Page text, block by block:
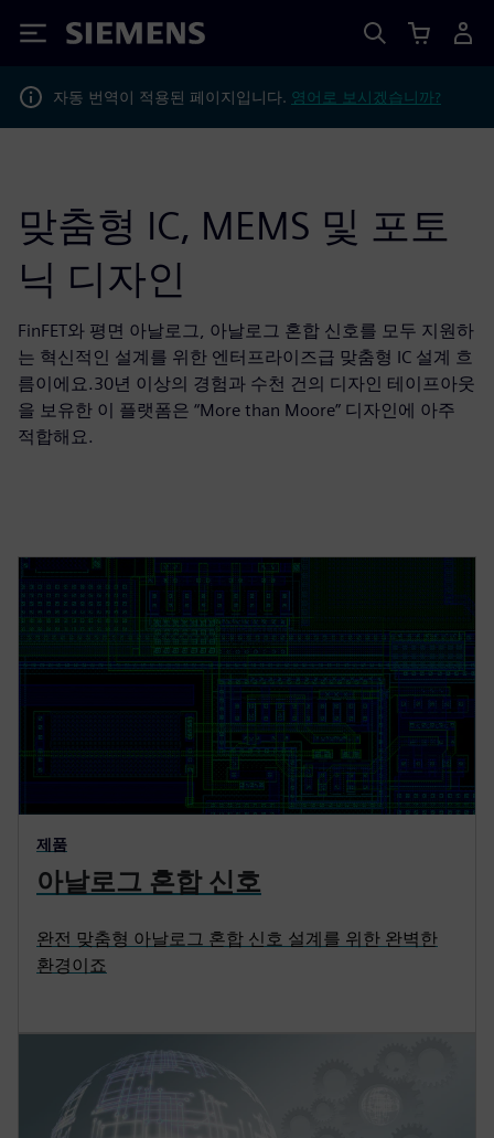
Siemens
자동 번역이 적용된 페이지입니다. 영어로 보시겠습니까?
맞춤형 IC, MEMS 및 포토
닉 디자인
FinFET와 평면 아날로그, 아날로그 혼합 신호를 모두 지원하
는 혁신적인 설계를 위한 엔터프라이즈급 맞춤형 IC 설계 흐
름이에요.30년 이상의 경험과 수천 건의 디자인 테이프아웃
을 보유한 이 플랫폼은 “More than Moore” 디자인에 아주
적합해요.
제품
아날로그 혼합 신호
완전 맞춤형 아날로그 혼합 신호 설계를 위한 완벽한
환경이죠